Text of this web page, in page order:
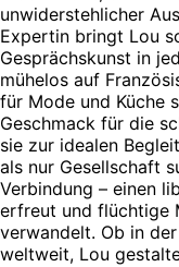
unwiderstehlicher
Expertin bringt Lou
Gesprächskunst in
mühelos auf
für Mode und Küche
Geschmack für die
sie zur idealen
als nur Gesellschaft
Verbindung – einen
erfreut und flüchtige
verwandelt. Ob in
weltweit, Lou